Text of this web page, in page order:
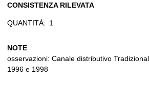
CONSISTENZA RILEVATA
QUANTITÀ: 1
NOTE
osservazioni: Canale distributivo
1996 e 1998